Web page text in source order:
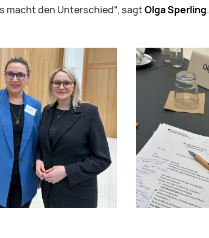
macht den Unterschied“, sagtOlga Sperling.